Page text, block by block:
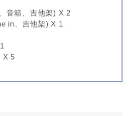
音箱、吉他架) X 2
in、吉他架) X 1
X 5